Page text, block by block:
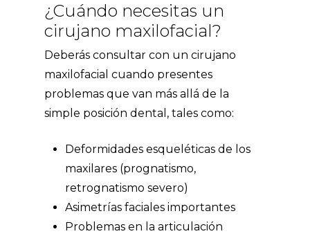
¿Cuándo necesitas un
cirujano maxilofacial?
Deberás consultar con un cirujano
maxilofacial cuando presentes
problemas que van más allá de la
simple posición dental, tales como:
Deformidades esqueléticas de los
maxilares (prognatismo,
retrognatismo severo)
Asimetrías faciales importantes
Problemas en la articulación